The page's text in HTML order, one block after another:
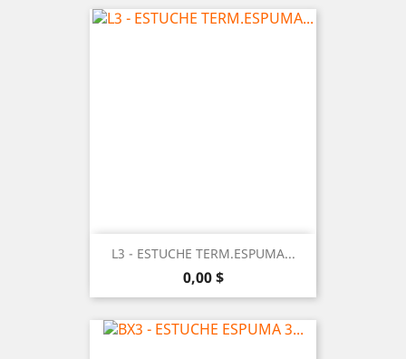
L3 - ESTUCHE TERM.ESPUMA...
Precio
0,00 $